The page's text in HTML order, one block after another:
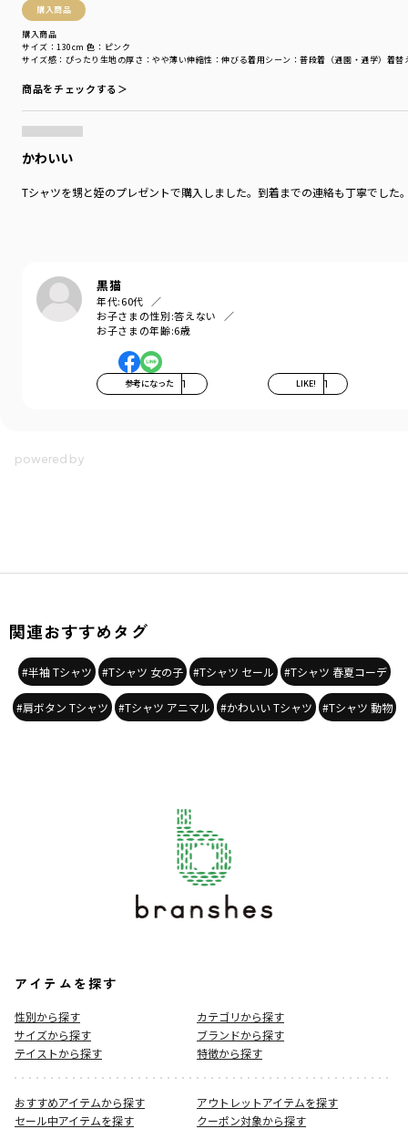
購入商品
購入商品
サイズ感 ：ぴったり 生地の厚さ ：やや薄い伸縮性 ：伸びる着用シーン ：普段着（通園・通学） 着替
サイズ：130cm 色：ピンク
商品をチェックする＞
かわいい
Tシャツを甥と姪のプレゼントで購入しました。到着までの連絡も丁寧でし
黒猫
年代:60代
お子さまの性別:答えない
お子さまの年齢:6歳
参考になった 1 LIKE! 1
関連おすすめタグ
#半袖 Tシャツ #Tシャツ 女の子 #Tシャツ セール #Tシャツ 春夏コーデ
#肩ボタン Tシャツ #Tシャツ アニマル #かわいい Tシャツ #Tシャツ 動物
アイテムを探す
性別から探す
カテゴリから探す
サイズから探す
ブランドから探す
テイストから探す
特徴から探す
おすすめアイテムから探す
アウトレットアイテムを探す
セール中アイテムを探す
クーポン対象から探す